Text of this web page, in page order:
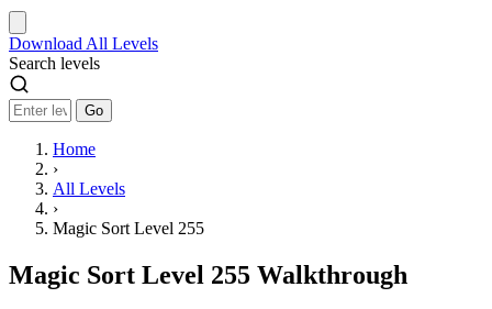
Download All Levels
Search levels
Go
Home
›
All Levels
›
Magic Sort Level 255
Magic Sort Level 255 Walkthrough